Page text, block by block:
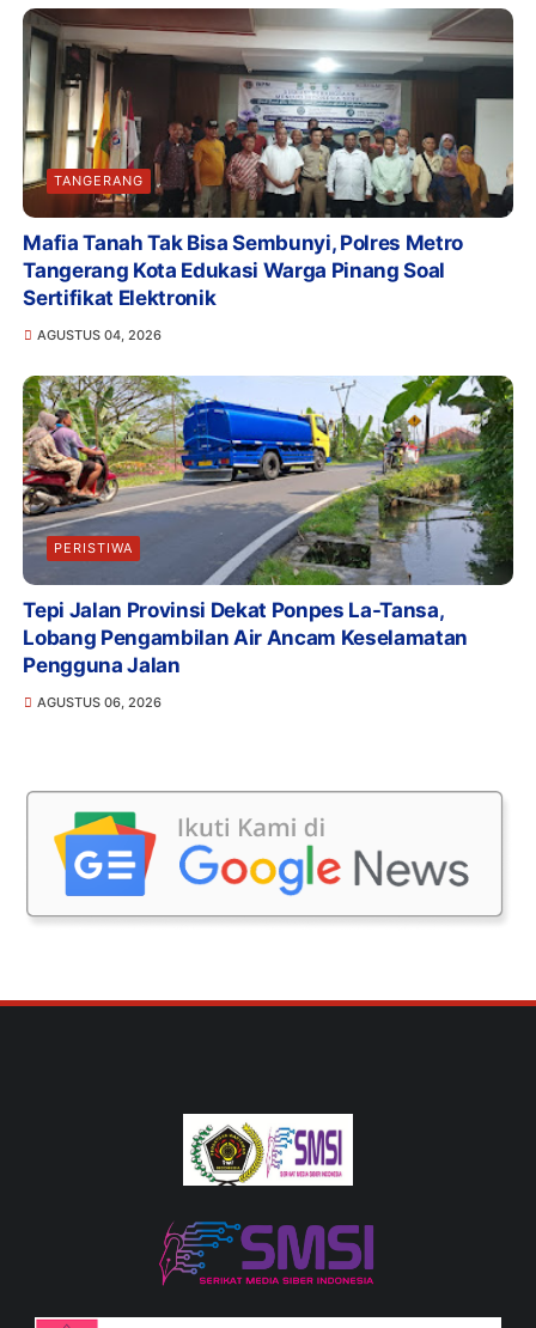
TANGERANG
Mafia Tanah Tak Bisa Sembunyi, Polres Metro
Tangerang Kota Edukasi Warga Pinang Soal
Sertifikat Elektronik
AGUSTUS 04, 2026
PERISTIWA
Tepi Jalan Provinsi Dekat Ponpes La-Tansa,
Lobang Pengambilan Air Ancam Keselamatan
Pengguna Jalan
AGUSTUS 06, 2026